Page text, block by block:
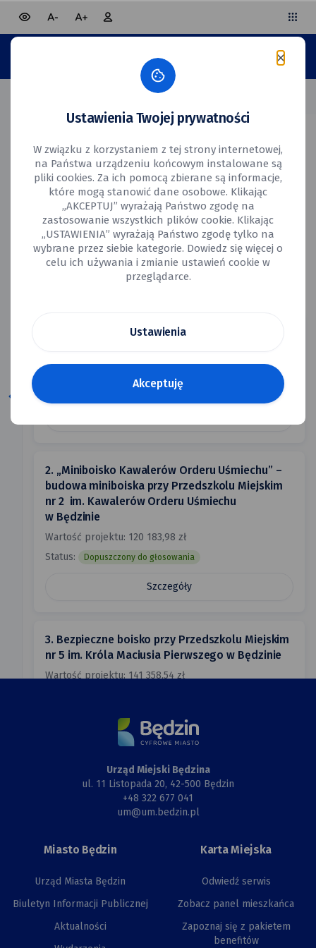
strony
Urząd
Miasta
wersja
kontrastowa
mniejsza czcionkawiększa czcionka
Panel
mieszkańca
wpisz
szukaną
nazwę
Edycja
Stan realizacji projektu
36
1. Wymiana elementów małej architektury oraz
Wartość projektu: 109 470,00 zł
Dopuszczony do głosowania
2. „Miniboisko Kawalerów Orderu Uśmiechu” –
budowa miniboiska przy Przedszkolu Miejskim
nr 2 im. Kawalerów Orderu Uśmiechu
w Będzinie
Wartość projektu: 120 183,98 zł
Status:
Dopuszczony do głosowania
Szczegóły
3. Bezpieczne boisko przy Przedszkolu Miejskim
nr 5 im. Króla Maciusia Pierwszego w Będzinie
Wartość projektu: 141 358,54 zł
Szczegóły
4. Doposażenie placu zabaw i infrastruktury
wokół budynku Przedszkola Miejskiego nr 14
Status: Dopuszczony do głosowania
5. Budowa wybiegu dla psów
pokaż
lub
Urząd Miejski Będzina
ul. 11 Listopada 20, 42-500 Będzin
+48 322 677 041
um@um.bedzin.pl
Miasto Będzin
Urząd Miasta Będzin
Biuletyn Informacji Publicznej
Aktualności
Karta Miejska
Odwiedź serwis
Zobacz panel mieszkańca
Zapoznaj się z pakietem
benefitów
Ustawienia Twojej prywatności
W związku z korzystaniem z tej strony internetowej,
na Państwa urządzeniu końcowym instalowane są
pliki cookies. Za ich pomocą zbierane są informacje,
które mogą stanowić dane osobowe. Klikając
„AKCEPTUJ” wyrażają Państwo zgodę na
zastosowanie wszystkich plików cookie. Klikając
„USTAWIENIA” wyrażają Państwo zgodę tylko na
wybrane przez siebie kategorie. Dowiedz się więcej o
celu ich używania i zmianie ustawień cookie w
przeglądarce.
Ustawienia
Akceptuję